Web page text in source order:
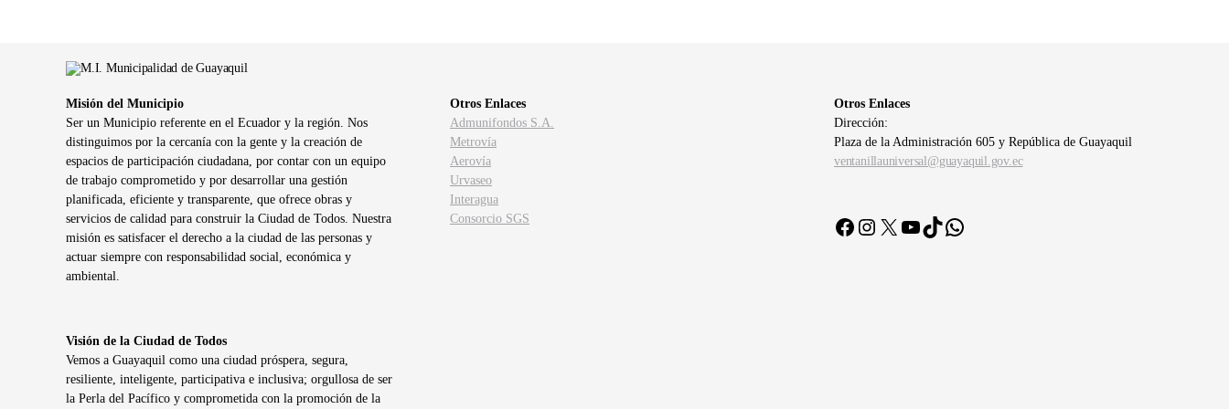
Misión del Municipio
Ser un Municipio referente en el Ecuador y la región. Nos
distinguimos por la cercanía con la gente y la creación de
espacios de participación ciudadana, por contar con un equipo
de trabajo comprometido y por desarrollar una gestión
planificada, eficiente y transparente, que ofrece obras y
servicios de calidad para construir la Ciudad de Todos. Nuestra
misión es satisfacer el derecho a la ciudad de las personas y
actuar siempre con responsabilidad social, económica y
ambiental.
Visión de la Ciudad de Todos
Vemos a Guayaquil como una ciudad próspera, segura,
resiliente, inteligente, participativa e inclusiva; orgullosa de ser
la Perla del Pacífico y comprometida con la promoción de la
Otros Enlaces
Admunifondos S.A.
Metrovía
Aerovía
Urvaseo
Interagua
Consorcio SGS
Otros Enlaces
Dirección:
Plaza de la Administración 605 y República de Guayaquil
ventanillauniversal@guayaquil.gov.ec
FacebookInstagram
X YouTube
TikTokWhatsApp